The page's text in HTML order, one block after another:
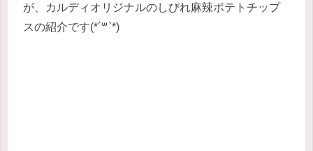
が、カルディオリジナルのしびれ麻辣ポテトチップ
スの紹介です(*´꒳`*)